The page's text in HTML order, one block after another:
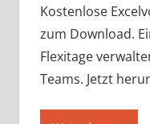
Kostenlose
zum Download.
Flexitage
Teams. Jetzt